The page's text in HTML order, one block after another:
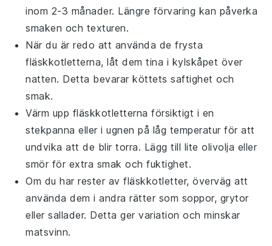
inom 2-3 månader. Längre förvaring kan påverka
smaken och texturen.
När du är redo att använda de frysta
fläskkotletterna, låt dem tina i kylskåpet över
natten. Detta bevarar köttets saftighet och
smak.
Värm upp fläskkotletterna försiktigt i en
stekpanna eller i ugnen på låg temperatur för att
undvika att de blir torra. Lägg till liteolivolja eller
smör för extra smak och fuktighet.
Om du har rester avfläskkotletter, överväg att
använda dem i andra rätter som soppor, grytor
ellersallader. Detta ger variation och minskar
matsvinn.